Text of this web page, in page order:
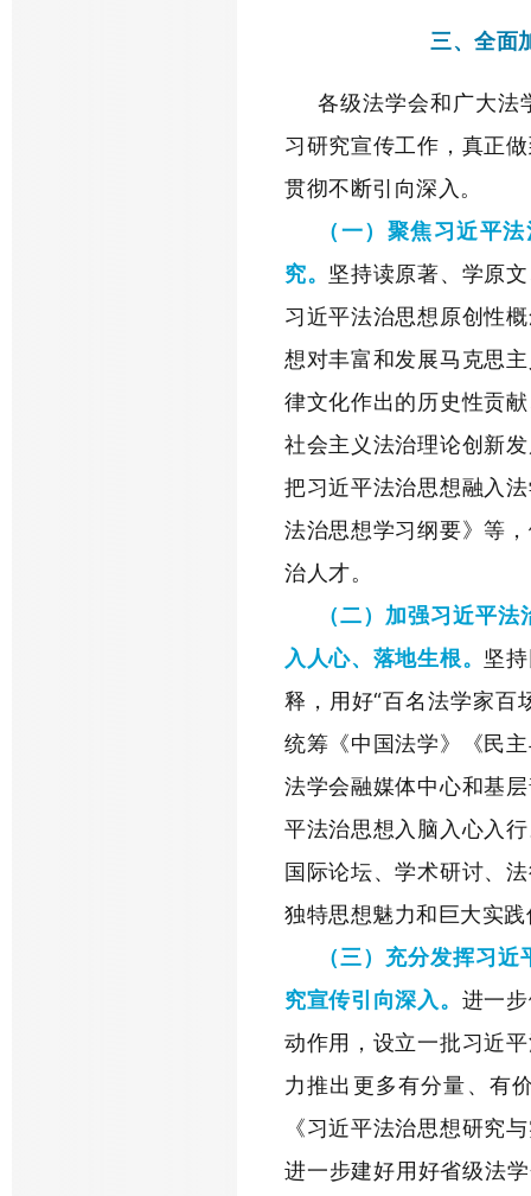
三、全面
各级法学会和广大法
习研究宣传工作，真正
贯彻不断引向深入。
（一）聚焦习近平
究。 坚持读原著、学原
习近平法治思想原创性
想对丰富和发展马克思
律文化作出的历史性贡
社会主义法治理论创新
把习近平法治思想融入
法治思想学习纲要》等
治人才。
（二）加强习近平
入人心、落地生根。 坚
释，用好“百名法学家百
统筹《中国法学》《民
法学会融媒体中心和基
平法治思想入脑入心入
国际论坛、学术研讨、
独特思想魅力和巨大实
（三）充分发挥习
究宣传引向深入。 进一
动作用，设立一批习近
力推出更多有分量、有
《习近平法治思想研究
进一步建好用好省级法